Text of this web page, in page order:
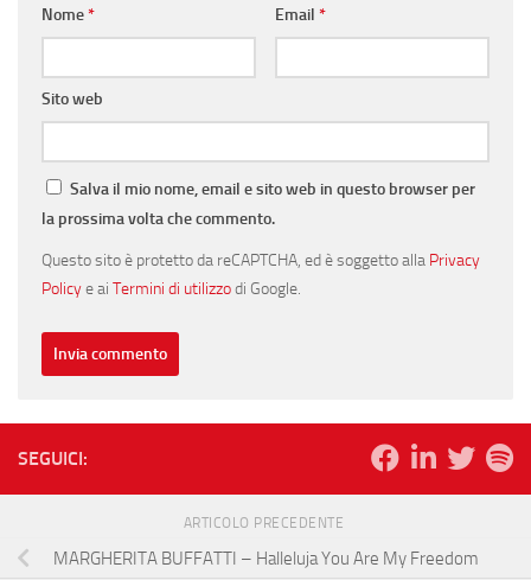
Nome* Email *
Sito web
Salva il mio nome, email e sito web in questo browser per
la prossima volta che commento.
Questo sito è protetto da reCAPTCHA, ed è soggetto alla Privacy
Policye ai Termini di utilizzodi Google.
SEGUICI:
ARTICOLO PRECEDENTE
MARGHERITA BUFFATTI – Halleluja You Are My Freedom